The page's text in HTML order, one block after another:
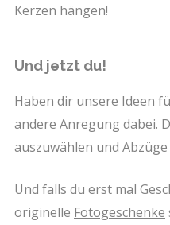
Kerzen hängen!
Und jetzt du!
Haben dir unsere Ideen
andere Anregung dabei.
auszuwählen und
Und falls du erst mal
originelle Fotogeschenke